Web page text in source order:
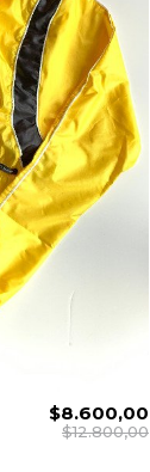
$8.600,00
$12.800,00